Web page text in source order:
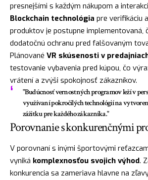
presnejšími s každým nákupom a
Blockchain technológia pre verifikáciu
produktov je postupne implementovaná,
dodatočnú ochranu pred falšovaným
Plánované VR skúsenosti v
testovanie vybavenia pred kúpou, čo
vrátení a zvýši spokojnosť zákazníkov.
"Budúcnosť vernostných programov leží v
využívaní pokročilých technológií na
zážitku pre každého zákazníka."
Porovnanie s konkurenčnými
V porovnaní s inými športovými
vyniká komplexnosťou svojich výhod.
konkurencia sa zameriava hlavne na